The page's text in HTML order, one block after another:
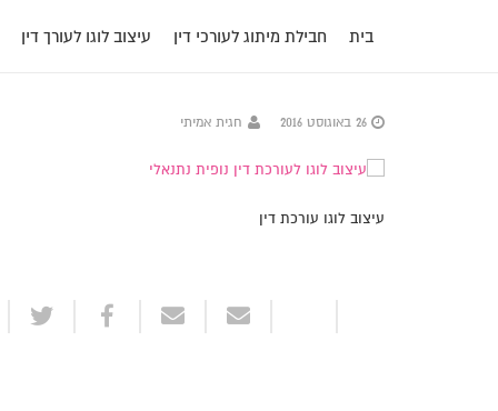
בית חבילת מיתוג לעורכי דין עיצוב לוגו לעורך דין
26 באוגוסט 2016 חגית אמיתי
עיצוב לוגו עורכת דין